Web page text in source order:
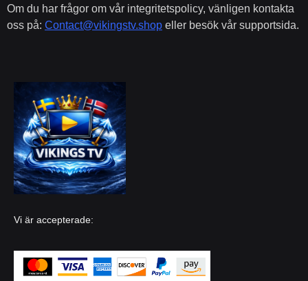
Om du har frågor om vår integritetspolicy, vänligen kontakta
oss på: Contact@vikingstv.shop eller besök vår supportsida.
Vi är accepterade: